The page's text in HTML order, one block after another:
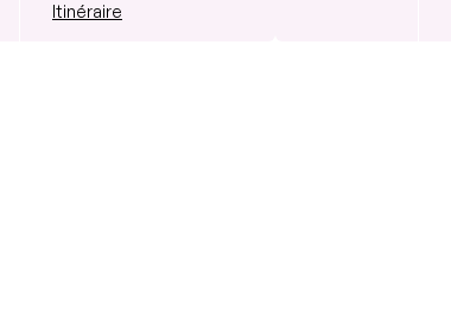
Itinéraire